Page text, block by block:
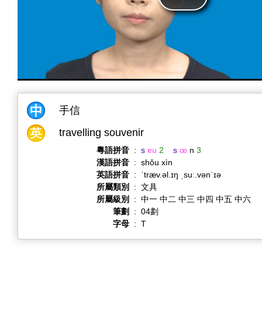
手信
travelling souvenir
粵語拼音 : s ɐu 2 s œ n 3
漢語拼音 : shǒu xìn
英語拼音 :
ˈtræv.əl.ɪŋ ˌsuː.vənˈɪə
所屬類別
: 文具
所屬級別
: 中一 中二 中三 中四 中五 中六
筆劃
: 04劃
字母 : T